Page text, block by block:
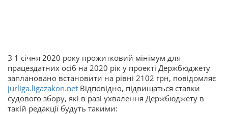
З 1 січня 2020 року прожитковий мінімум для
працездатних осіб на 2020 рік у проекті Держбюджету
заплановано встановити на рівні 2102 грн, повідомляє
jurliga.ligazakon.net Відповідно, підвищаться ставки
судового збору, які в разі ухвалення Держбюджету в
такій редакції будуть такими: